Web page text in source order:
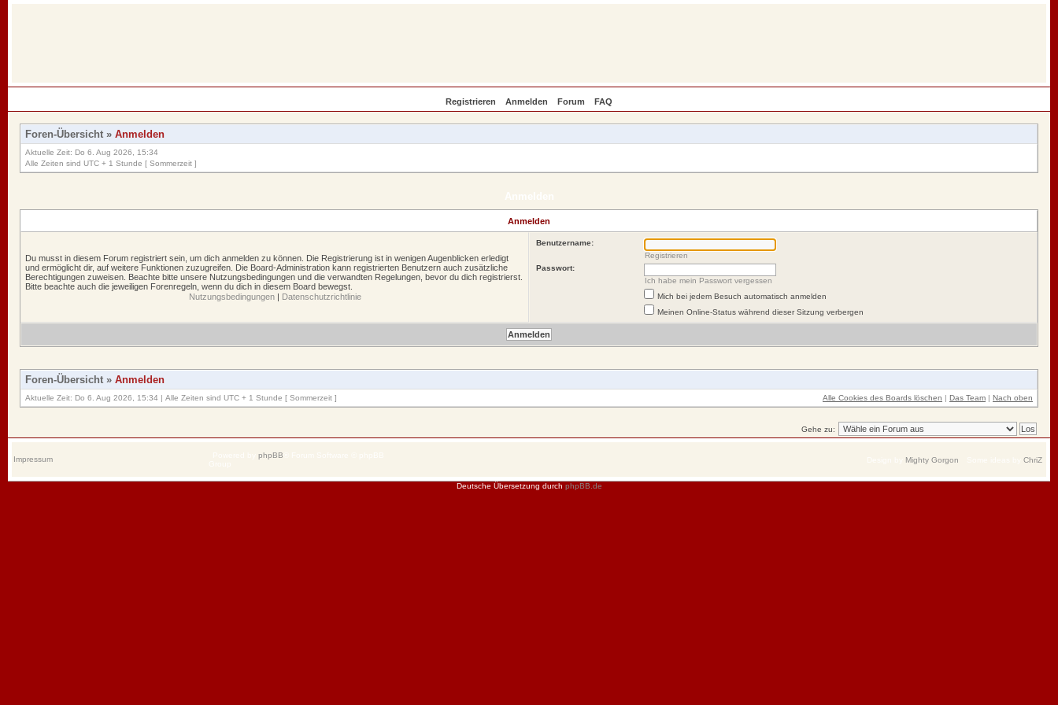
Registrieren Anmelden Forum FAQ
Foren-Übersicht » Anmelden
Aktuelle Zeit: Do 6. Aug 2026, 15:34
Alle Zeiten sind UTC + 1 Stunde [ Sommerzeit ]
Anmelden
Du musst in diesem Forum registriert sein, um dich anmelden zu können. Die Registrierung ist in wenigen Augenblicken erledigt
und ermöglicht dir, auf weitere Funktionen zuzugreifen. Die Board-Administration kann registrierten Benutzern auch zusätzliche
Berechtigungen zuweisen. Beachte bitte unsere Nutzungsbedingungen und die verwandten Regelungen, bevor du dich registrierst.
Bitte beachte auch die jeweiligen Forenregeln, wenn du dich in diesem Board bewegst.
Nutzungsbedingungen| Datenschutzrichtlinie
Benutzername:
Registrieren
Passwort:
Ich habe mein Passwort vergessen
Mich bei jedem Besuch automatisch anmelden
Meinen Online-Status während dieser Sitzung verbergen
Foren-Übersicht » Anmelden
Aktuelle Zeit: Do 6. Aug 2026, 15:34 | Alle Zeiten sind UTC + 1 Stunde [ Sommerzeit ] Alle Cookies des Boards löschen | Das Team | Nach oben
Gehe zu:
Impressum phpBB
Mighty Gorgon ChriZ
Deutsche Übersetzung durch phpBB.de